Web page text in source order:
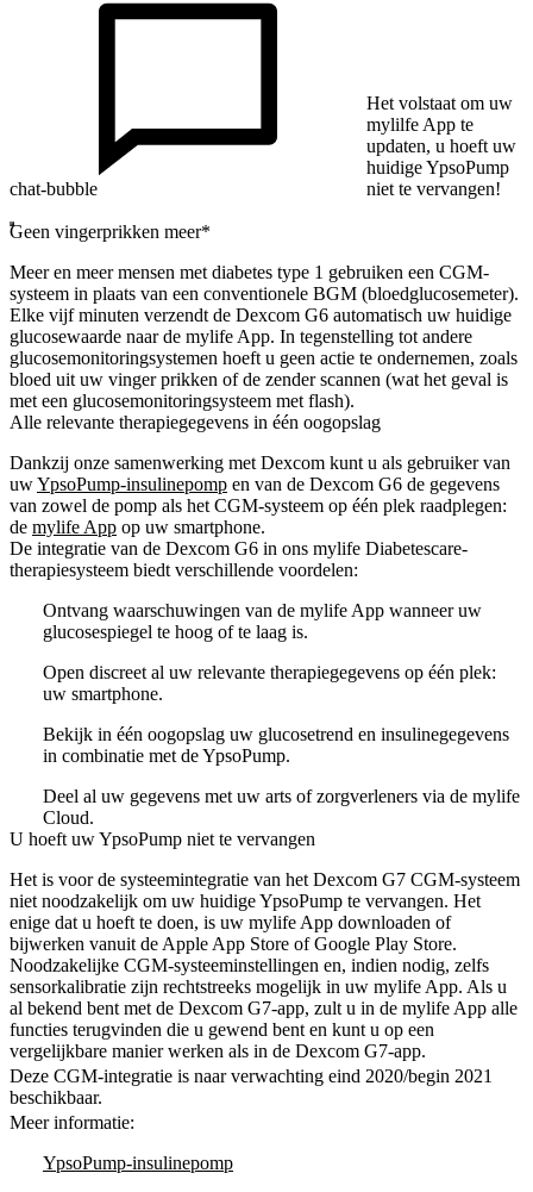
chat-bubble
Het volstaat om uw
mylilfe App te
updaten, u hoeft uw
huidige YpsoPump
niet te vervangen!
Geen vingerprikken meer*
Meer en meer mensen met diabetes type 1 gebruiken een CGM-
systeem in plaats van een conventionele BGM (bloedglucosemeter).
Elke vijf minuten verzendt de Dexcom G6 automatisch uw huidige
glucosewaarde naar de mylife App. In tegenstelling tot andere
glucosemonitoringsystemen hoeft u geen actie te ondernemen, zoals
bloed uit uw vinger prikken of de zender scannen (wat het geval is
met een glucosemonitoringsysteem met flash).
Alle relevante therapiegegevens in één oogopslag
Dankzij onze samenwerking met Dexcom kunt u als gebruiker van
uwYpsoPump-insulinepomp en van de Dexcom G6 de gegevens
van zowel de pomp als het CGM-systeem op één plek raadplegen:
de mylife App op uw smartphone.
De integratie van de Dexcom G6 in ons mylife Diabetescare-
therapiesysteem biedt verschillende voordelen:
Ontvang waarschuwingen van de mylife App wanneer uw
glucosespiegel te hoog of te laag is.
Open discreet al uw relevante therapiegegevens op één plek:
uw smartphone.
Bekijk in één oogopslag uw glucosetrend en insulinegegevens
in combinatie met de YpsoPump.
Deel al uw gegevens met uw arts of zorgverleners via de mylife
Cloud.
U hoeft uw YpsoPump niet te vervangen
Het is voor de systeemintegratie van het Dexcom G7 CGM-systeem
niet noodzakelijk om uw huidige YpsoPump te vervangen. Het
enige dat u hoeft te doen, is uw mylife App downloaden of
bijwerken vanuit de Apple App Store of Google Play Store.
Noodzakelijke CGM-systeeminstellingen en, indien nodig, zelfs
sensorkalibratie zijn rechtstreeks mogelijk in uw mylife App. Als u
al bekend bent met de Dexcom G7-app, zult u in de mylife App alle
functies terugvinden die u gewend bent en kunt u op een
vergelijkbare manier werken als in de Dexcom G7-app.
Deze CGM-integratie is naar verwachting eind 2020/begin 2021
beschikbaar.
Meer informatie:
YpsoPump-insulinepomp